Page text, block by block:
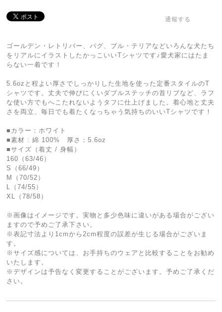
通報する
ゴールデン・レトリバー、パグ、ブル・テリアなどいろんな犬たち
をリアルにイラストしたかっこいいTシャツです♪愛犬家にはたま
らない一着です！
5.6ozと程よい厚さでしっかりした生地を使った定番スタイルのT
シャツです。丈夫で伸びにくいダブルステッチの首リブなど、ラフ
な使い方でもへこたれないようタフに仕上げました。着心地と丈夫
さを両立、毎日でも着たくなっちゃう気持ちのいいTシャツです！
■カラー：ホワイト
■素材 : 綿 100% 厚さ：5.6oz
■サイズ（着丈 / 身幅）
160（63/46）
S（66/49）
M（70/52）
L（74/55）
XL（78/58）
※画像はイメージです。実物と多少色味に違いがある場合がござい
ますので予めご了承下さい。
※表記寸法より1cmから2cm程度の誤差が生じる場合がございま
す。
※サイズ感については、お手持ちのウェアと比較することをお勧め
いたします。
※デザインは予告なく変更することがございます。予めご了承くだ
さい。